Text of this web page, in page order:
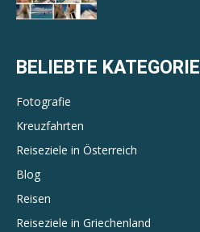
BELIEBTE KATEGORIE
Fotografie
Kreuzfahrten
Reiseziele in Österreich
Blog
Reisen
Reiseziele in Griechenland